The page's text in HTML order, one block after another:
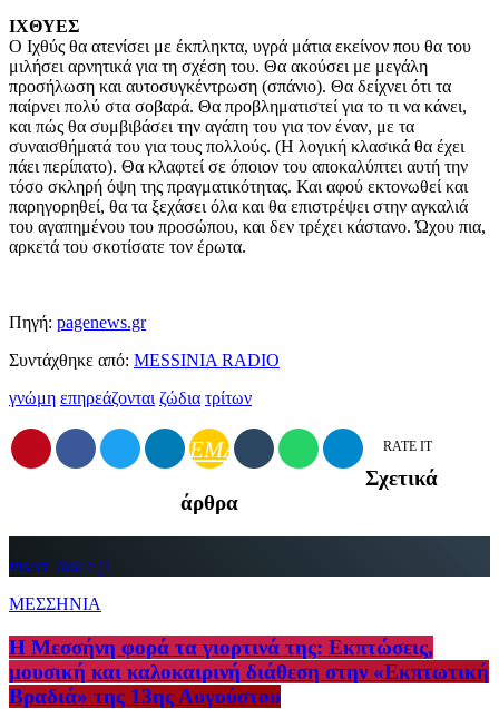
ΙΧΘYΕΣ
Ο Ιχθύς θα ατενίσει με έκπληκτα, υγρά μάτια εκείνον που θα του
μιλήσει αρνητικά για τη σχέση του. Θα ακούσει με μεγάλη
προσήλωση και αυτοσυγκέντρωση (σπάνιο). Θα δείχνει ότι τα
παίρνει πολύ στα σοβαρά. Θα προβληματιστεί για το τι να κάνει,
και πώς θα συμβιβάσει την αγάπη του για τον έναν, με τα
συναισθήματά του για τους πολλούς. (Η λογική κλασικά θα έχει
πάει περίπατο). Θα κλαφτεί σε όποιον του αποκαλύπτει αυτή την
τόσο σκληρή όψη της πραγματικότητας. Και αφού εκτονωθεί και
παρηγορηθεί, θα τα ξεχάσει όλα και θα επιστρέψει στην αγκαλιά
του αγαπημένου του προσώπου, και δεν τρέχει κάστανο. Ώχου πια,
αρκετά του σκοτίσατε τον έρωτα.
Πηγή: pagenews.gr
Συντάχθηκε από: MESSINIA RADIO
γνώμη επηρεάζονται ζώδια τρίτων
EMAIL RATE IT
Σχετικά
άρθρα
insert_link
1
ΜΕΣΣΗΝΙΑ
Η Μεσσήνη φορά τα γιορτινά της: Εκπτώσεις,
μουσική και καλοκαιρινή διάθεση στην «Εκπτωτική
Βραδιά» της 13ης Αυγούστου